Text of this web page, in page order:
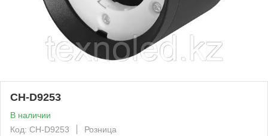
CH-D9253
В наличии
Код: CH-D9253
Розница